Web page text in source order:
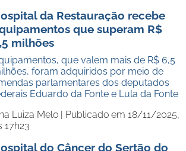
da Restauração recebe
que superam R$
milhões
que valem mais de R$ 6,5
foram adquiridos por meio de
parlamentares dos deputados
Eduardo da Fonte e Lula da Fonte
Luiza Melo | Publicado em 18/11/2025,
17h23
do Câncer do Sertão do